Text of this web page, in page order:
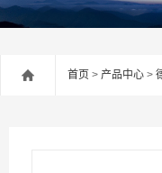
首页 > 产品中心 >